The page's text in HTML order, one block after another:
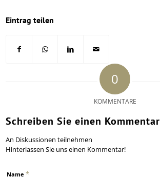
Eintrag teilen
0
KOMMENTARE
Schreiben Sie einen Kommentar
An Diskussionen teilnehmen
Hinterlassen Sie uns einen Kommentar!
Name*